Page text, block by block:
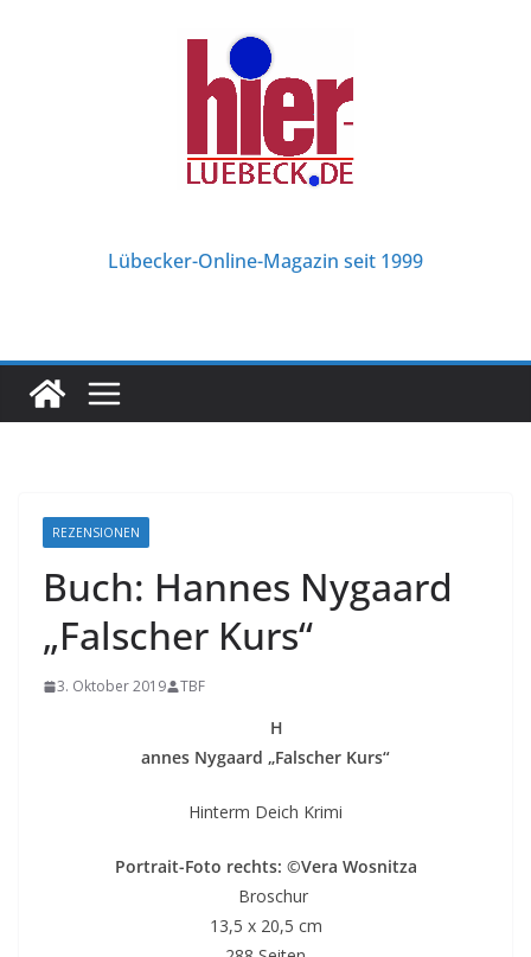
Lübecker-Online-Magazin seit 1999
REZENSIONEN
Buch: Hannes Nygaard
„Falscher Kurs“
3. Oktober 2019 TBF
H
annes Nygaard „Falscher Kurs“
Hinterm Deich Krimi
Portrait-Foto rechts: ©Vera Wosnitza
Broschur
13,5 x 20,5 cm